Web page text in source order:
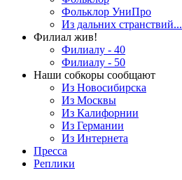
Фольклор УниПро
Из дальних странствий...
Филиал жив!
Филиалу - 40
Филиалу - 50
Наши собкоры сообщают
Из Новосибирска
Из Москвы
Из Калифорнии
Из Германии
Из Интернета
Пресса
Реплики